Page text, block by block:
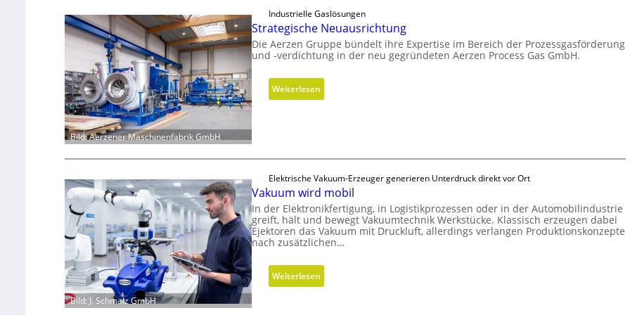
D
i
m
e
n
s
l
t
i
g
e
e
u
g
b
a
u
p
o
i
d
e
r
e
l
s
E
ff
i
e
Bild: Aerzener Maschinenfabrik GmbH
Industrielle Gaslösungen
Strategische Neuausrichtung
Die Aerzen Gruppe bündelt ihre Expertise im Bereich der Prozessgasförderung
und -verdichtung in der neu gegründeten Aerzen Process Gas GmbH.
Weiterlesen:
S
t
e
g
i
s
c
e
N
Bild: J. Schmalz GmbH
Elektrische Vakuum-Erzeuger generieren Unterdruck direkt vor Ort
Vakuum wird mobil
In der Elektronikfertigung, in Logistikprozessen oder in der Automobilindustrie
greift, hält und bewegt Vakuumtechnik Werkstücke. Klassisch erzeugen dabei
Ejektoren das Vakuum mit Druckluft, allerdings verlangen Produktionskonzepte
nach zusätzlichen…
Weiterlesen:
V